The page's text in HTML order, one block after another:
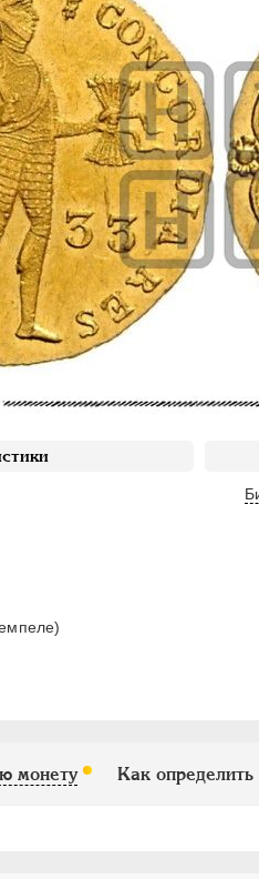
монету Как определить